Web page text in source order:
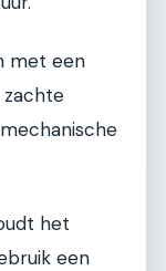
met een
zachte
het
een